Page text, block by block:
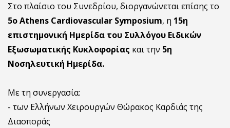
Στο πλαίσιο του Συνεδρίου, διοργανώνεται επίσης το
5ο Athens Cardiovascular Symposium, η 15η
επιστημονική Ημερίδα του Συλλόγου Ειδικών
Εξωσωματικής Κυκλοφορίας και την 5η
Νοσηλευτική Ημερίδα.
Με τη συνεργασία:
- των Ελλήνων Χειρουργών Θώρακος Καρδιάς της
Διασποράς